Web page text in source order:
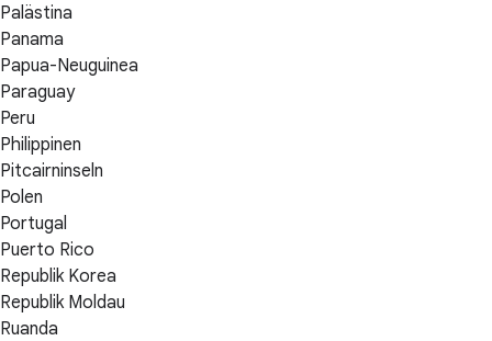
Palästina
Panama
Papua-Neuguinea
Paraguay
Peru
Philippinen
Pitcairninseln
Polen
Portugal
Puerto Rico
Republik Korea
Republik Moldau
Ruanda